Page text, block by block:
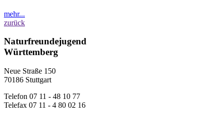
mehr...
zurück
Naturfreundejugend
Württemberg
Neue Straße 150
70186 Stuttgart
Telefon 07 11 - 48 10 77
Telefax 07 11 - 4 80 02 16